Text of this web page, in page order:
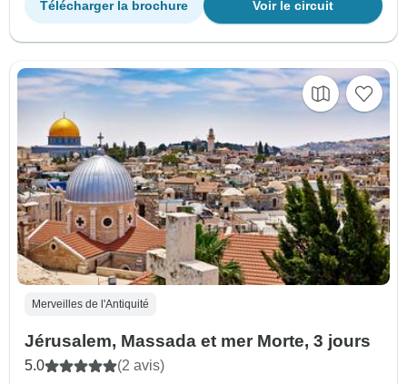
Voir le circuit
Télécharger la brochure
Merveilles de l'Antiquité
Jérusalem, Massada et mer Morte, 3 jours
5.0 (2 avis)